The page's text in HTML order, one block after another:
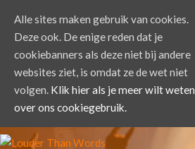
Alle sites maken gebruik van cookies.
Deze ook. De enige reden dat je
cookiebanners als deze niet bij andere
websites ziet, is omdat ze de wet niet
volgen. Klik hier als je meer wilt weten
over ons cookiegebruik.